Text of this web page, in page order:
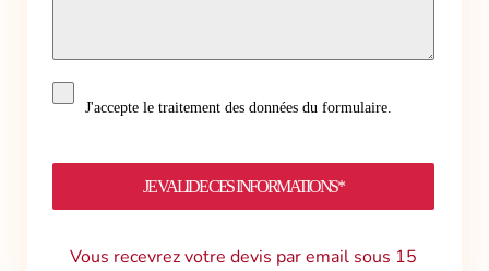
J'accepte le traitement des données du formulaire.
JE VALIDE CES INFORMATIONS*
Vous recevrez votre devis par email sous 15